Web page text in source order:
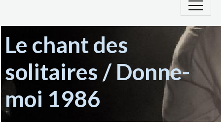
Le chant des
solitaires / Donne-
moi 1986